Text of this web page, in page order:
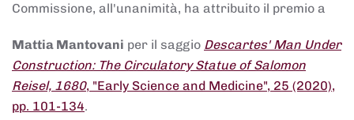
Commissione, all'unanimità, ha attribuito il premio a
Mattia Mantovani per il saggio Descartes' Man Under
Construction: The Circulatory Statue of Salomon
Reisel, 1680, "Early Science and Medicine", 25 (2020),
pp. 101-134.